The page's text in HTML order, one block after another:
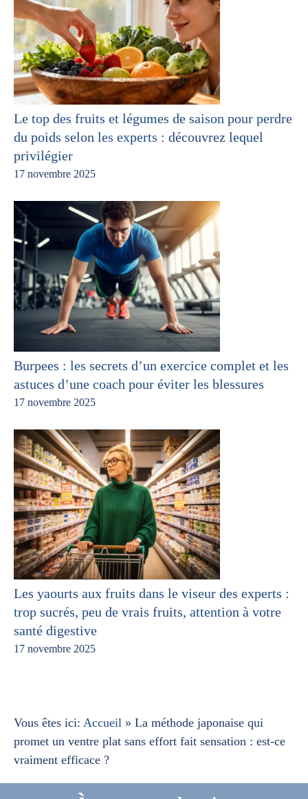
Le top des fruits et légumes de saison pour perdre
du poids selon les experts : découvrez lequel
privilégier
17 novembre 2025
Burpees : les secrets d’un exercice complet et les
astuces d’une coach pour éviter les blessures
17 novembre 2025
Les yaourts aux fruits dans le viseur des experts :
trop sucrés, peu de vrais fruits, attention à votre
santé digestive
17 novembre 2025
Vous êtes ici: Accueil » La méthode japonaise qui
promet un ventre plat sans effort fait sensation : est-ce
vraiment efficace ?